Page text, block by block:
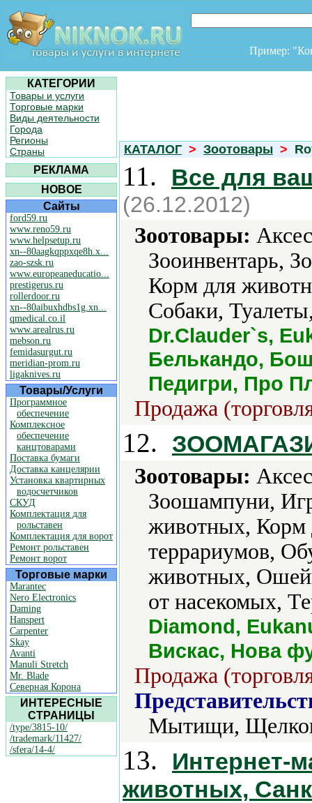
Пример:
КАТЕГОРИИ
Товары и услуги
Торговые марки
Виды деятельности
Города
Регионы
Страны
РЕКЛАМА
НОВОЕ
Сайты
ford59.ru
www.reno59.ru
www.helpsetup.ru
xn--80aagkqppxqe8h.x...
zao-szsk.ru
www.europeaneducatio...
prestigerus.ru
rollerdoor.ru
xn--80aibuxhdbs1g.xn...
qmedical.co.il
www.arealrus.ru
mebson.ru
femidasurgut.ru
meridian-prom.ru
ligaknives.ru
Товары/Услуги
Программное
обеспечение
Комплексное
обеспечение
канцтоварами
Поставка бумаги
Доставка канцелярии
Установка квартирных
водосчетчиков
СКУД
Комплектация для
рольставен
Комплектация для ворот
Ремонт рольставен
Ремонт ворот
Торговые марки
Marantec
Nero Electronics
Daming
Hanspert
Carpenter
Skay
Avanti
Manuli Stretch
Mr. Blade
Северная Корона
ИНТЕРЕСНЫЕ
СТРАНИЦЫ
/type/3815-10/
/trademark/11427/
/sfera/14-4/
КАТАЛОГ > Зоотовары >
11. Все для
(26.12.2012)
Зоотовары:
Зооинвентарь,
Корм для
Собаки,
Dr.Clauder`s,
Белькандо,
Педигри, Про
Продажа
12.
Зоотовары:
Зоошампуни,
животных, Корм
террариумов,
животных,
от насекомых,
Diamond,
Вискас, Нова
Продажа
Мытищи,
13.
Интернет-
животных,